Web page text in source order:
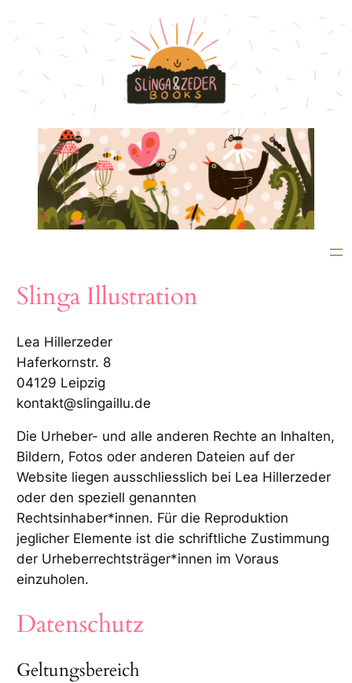
Inhalt
springen
Slinga Illustration
Lea Hillerzeder
Haferkornstr. 8
04129 Leipzig
kontakt@slingaillu.de
Die Urheber- und alle anderen Rechte an Inhalten,
Bildern, Fotos oder anderen Dateien auf der
Website liegen ausschliesslich bei Lea Hillerzeder
oder den speziell genannten
Rechtsinhaber*innen. Für die Reproduktion
jeglicher Elemente ist die schriftliche Zustimmung
der Urheberrechtsträger*innen im Voraus
einzuholen.
Datenschutz
Geltungsbereich